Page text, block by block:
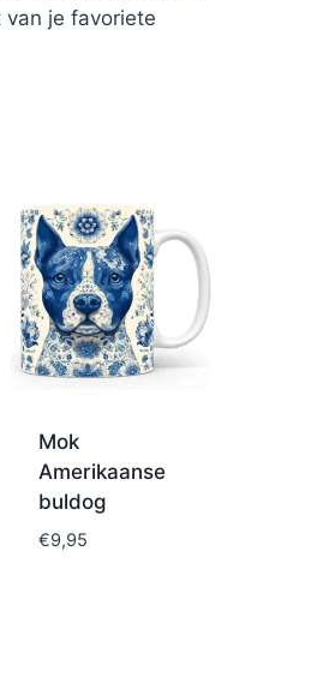
je favoriete
Mok
Amerikaanse
buldog
€9,95